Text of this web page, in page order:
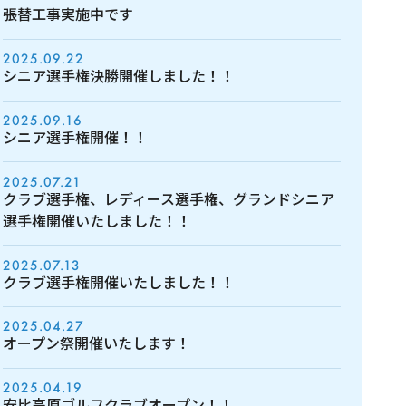
張替工事実施中です
2025.09.22
シニア選手権決勝開催しました！！
2025.09.16
シニア選手権開催！！
2025.07.21
クラブ選手権、レディース選手権、グランドシニア
選手権開催いたしました！！
2025.07.13
クラブ選手権開催いたしました！！
2025.04.27
オープン祭開催いたします！
2025.04.19